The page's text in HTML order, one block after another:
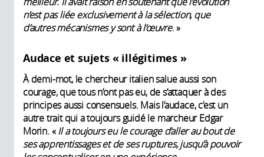
n’est pas liée exclusivement à la sélection, que
d’autres mécanismes y sont à l’œuvre. »
Audace et sujets « illégitimes »
À demi-mot, le chercheur italien salue aussi son
courage, que tous n’ont pas eu, de s’attaquer à des
principes aussi consensuels. Mais l’audace, c’est un
autre trait qui a toujours guidé le marcheur Edgar
Morin. «Il a toujours eu le courage d’aller au bout de
ses apprentissages et de ses ruptures, jusqu’à pouvoir